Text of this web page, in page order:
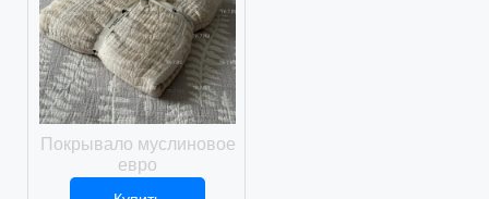
Покрывало муслиновое
евро